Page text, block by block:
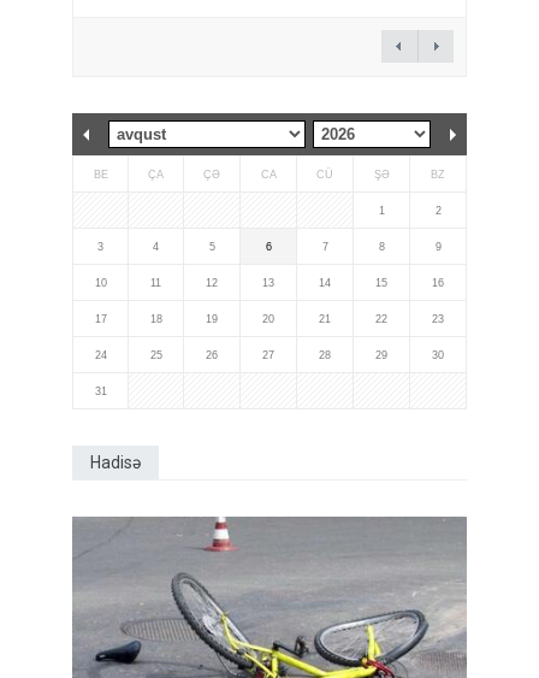
BE ÇA ÇƏ CA CÜ ŞƏ BZ
1 2
3 4 5 6 7 8 9
10 11 12 13 14 15 16
17 18 19 20 21 22 23
24 25 26 27 28 29 30
31
Hadisə